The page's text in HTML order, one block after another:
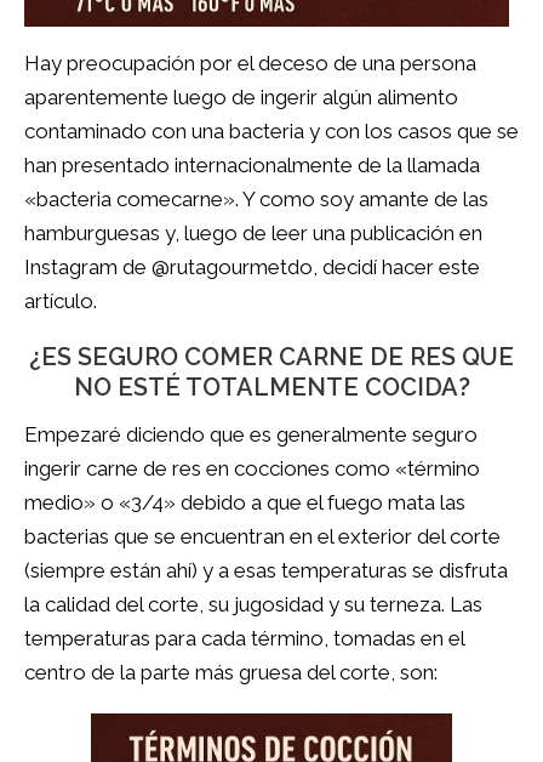
Hay preocupación por el deceso de una persona
aparentemente luego de ingerir algún alimento
contaminado con una bacteria y con los casos que se
han presentado internacionalmente de la llamada
«bacteria comecarne». Y como soy amante de las
hamburguesas y, luego de leer una publicación en
Instagram de @rutagourmetdo, decidí hacer este
artículo.
¿ES SEGURO COMER CARNE DE RES QUE
NO ESTÉ TOTALMENTE COCIDA?
Empezaré diciendo que es generalmente seguro
ingerir carne de res en cocciones como «término
medio» o «3/4» debido a que el fuego mata las
bacterias que se encuentran en el exterior del corte
(siempre están ahí) y a esas temperaturas se disfruta
la calidad del corte, su jugosidad y su terneza. Las
temperaturas para cada término, tomadas en el
centro de la parte más gruesa del corte, son: